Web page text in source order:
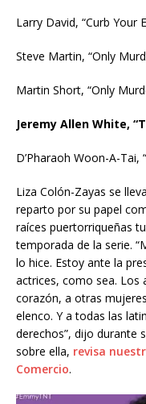
Larry David, “Curb Your
Steve Martin, “Only
Martin Short, “Only
Jeremy Allen White,
D’Pharaoh Woon-A-Tai,
Liza Colón-Zayas se
reparto por su papel
raíces puertorriqueñas
temporada de la serie.
lo hice. Estoy ante la
actrices, como sea. Los
corazón, a otras
elenco. Y a todas las
derechos”, dijo durante
sobre ella, revisa
Comercio.